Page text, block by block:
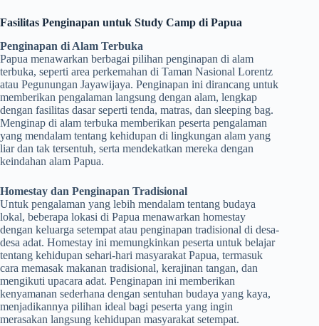
Fasilitas Penginapan untuk Study Camp di Papua
Penginapan di Alam Terbuka
Papua menawarkan berbagai pilihan penginapan di alam
terbuka, seperti area perkemahan di Taman Nasional Lorentz
atau Pegunungan Jayawijaya. Penginapan ini dirancang untuk
memberikan pengalaman langsung dengan alam, lengkap
dengan fasilitas dasar seperti tenda, matras, dan sleeping bag.
Menginap di alam terbuka memberikan peserta pengalaman
yang mendalam tentang kehidupan di lingkungan alam yang
liar dan tak tersentuh, serta mendekatkan mereka dengan
keindahan alam Papua.
Homestay dan Penginapan Tradisional
Untuk pengalaman yang lebih mendalam tentang budaya
lokal, beberapa lokasi di Papua menawarkan homestay
dengan keluarga setempat atau penginapan tradisional di desa-
desa adat. Homestay ini memungkinkan peserta untuk belajar
tentang kehidupan sehari-hari masyarakat Papua, termasuk
cara memasak makanan tradisional, kerajinan tangan, dan
mengikuti upacara adat. Penginapan ini memberikan
kenyamanan sederhana dengan sentuhan budaya yang kaya,
menjadikannya pilihan ideal bagi peserta yang ingin
merasakan langsung kehidupan masyarakat setempat.